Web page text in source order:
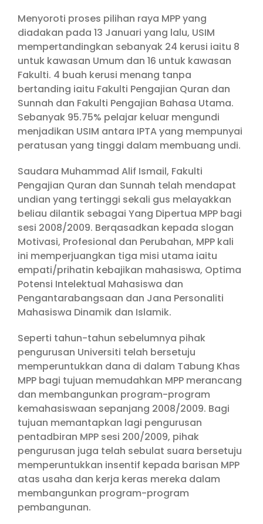
Menyoroti proses pilihan raya MPP yang
diadakan pada 13 Januari yang lalu, USIM
mempertandingkan sebanyak 24 kerusi iaitu 8
untuk kawasan Umum dan 16 untuk kawasan
Fakulti. 4 buah kerusi menang tanpa
bertanding iaitu Fakulti Pengajian Quran dan
Sunnah dan Fakulti Pengajian Bahasa Utama.
Sebanyak 95.75% pelajar keluar mengundi
menjadikan USIM antara IPTA yang mempunyai
peratusan yang tinggi dalam membuang undi.
Saudara Muhammad Alif Ismail, Fakulti
Pengajian Quran dan Sunnah telah mendapat
undian yang tertinggi sekali gus melayakkan
beliau dilantik sebagai Yang Dipertua MPP bagi
sesi 2008/2009. Berqasadkan kepada slogan
Motivasi, Profesional dan Perubahan, MPP kali
ini memperjuangkan tiga misi utama iaitu
empati/prihatin kebajikan mahasiswa, Optima
Potensi Intelektual Mahasiswa dan
Pengantarabangsaan dan Jana Personaliti
Mahasiswa Dinamik dan Islamik.
Seperti tahun-tahun sebelumnya pihak
pengurusan Universiti telah bersetuju
memperuntukkan dana di dalam Tabung Khas
MPP bagi tujuan memudahkan MPP merancang
dan membangunkan program-program
kemahasiswaan sepanjang 2008/2009. Bagi
tujuan memantapkan lagi pengurusan
pentadbiran MPP sesi 200/2009, pihak
pengurusan juga telah sebulat suara bersetuju
memperuntukkan insentif kepada barisan MPP
atas usaha dan kerja keras mereka dalam
membangunkan program-program
pembangunan.